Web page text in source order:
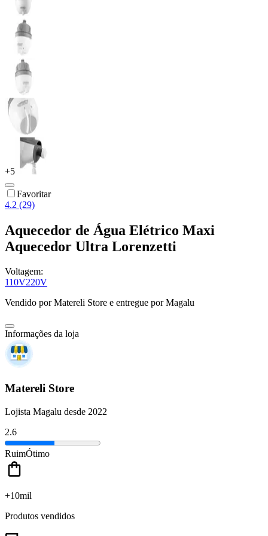
+5
Favoritar
4.2 (29)
Aquecedor de Água Elétrico Maxi
Aquecedor Ultra Lorenzetti
Voltagem:
110V220V
Vendido porMatereli Store e entregue por Magalu
Informações da loja
Matereli Store
Lojista Magalu desde 2022
2.6
RuimÓtimo
+10mil
Produtos vendidos